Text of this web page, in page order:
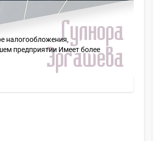
налогообложения,
предприятии Имеет более